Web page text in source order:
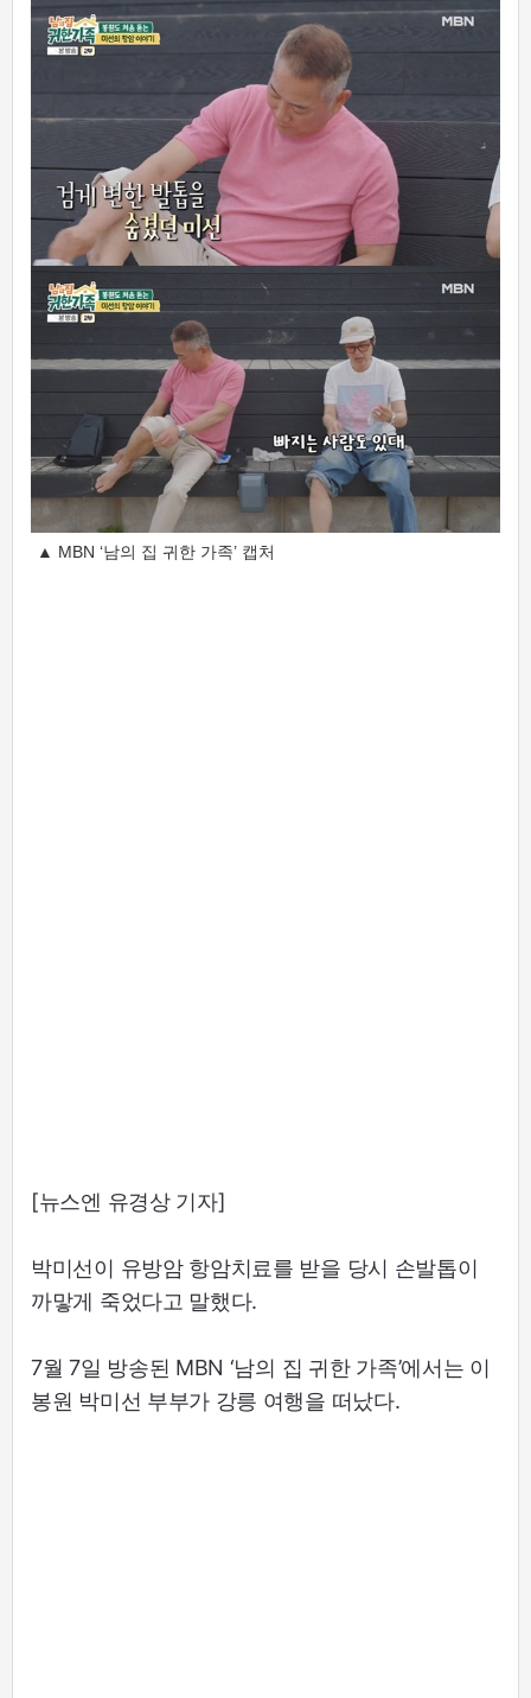
▲ MBN ‘남의 집 귀한 가족’ 캡처
[뉴스엔 유경상 기자]
박미선이 유방암 항암치료를 받을 당시 손발톱이
까맣게 죽었다고 말했다.
7월 7일 방송된 MBN ‘남의 집 귀한 가족’에서는 이
봉원 박미선 부부가 강릉 여행을 떠났다.